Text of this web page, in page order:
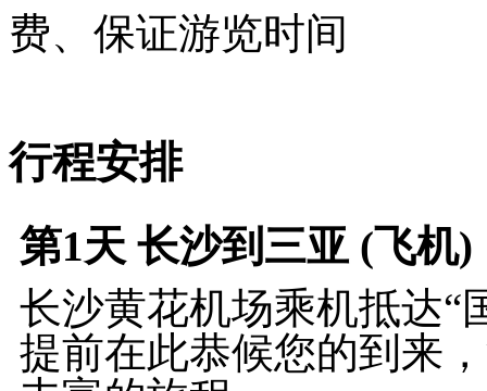
费、保证游览时间
行程安排
第1天 长沙到三亚 (飞机)
长沙黄花机场乘机抵达“
提前在此恭候您的到来